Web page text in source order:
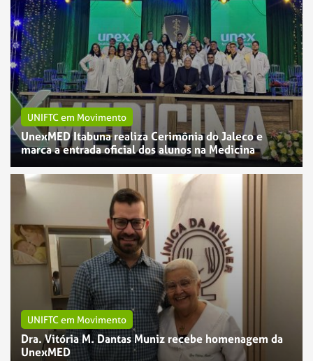
UNIFTC em Movimento
UnexMED Itabuna realiza Cerimônia do Jaleco e
marca a entrada oficial dos alunos na Medicina
UNIFTC em Movimento
Dra. Vitória M. Dantas Muniz recebe homenagem da
UnexMED